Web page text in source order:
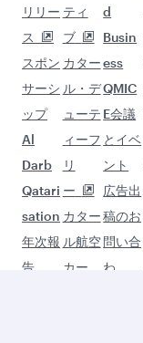
リリー
ス
スポン
サーシ
ップ
Al
Darb
Qatari
sation
年次報
告
ティ
ブ
カター
ル・デ
ューテ
ィーフ
リ
ー
カター
ル航空
カー
d
Busin
ess
QMIC
E会議
とイベ
ント
広告出
稿のお
問い合
わ